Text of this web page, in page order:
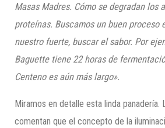
Masas Madres. Cómo se degradan los
proteínas. Buscamos un buen proceso
nuestro fuerte, buscar el sabor. Por
Baguette tiene 22 horas de
Centeno es aún más largo».
Miramos en detalle esta linda panadería.
comentan que el concepto de la